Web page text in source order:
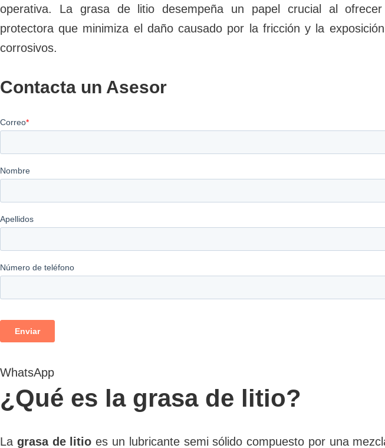
operativa. La grasa de litio desempeña un papel crucial al
protectora que minimiza el daño causado por la fricción y la
corrosivos.
Contacta un Asesor
WhatsApp
¿Qué es la grasa de litio?
La grasa de litio es un lubricante semi sólido compuesto por una